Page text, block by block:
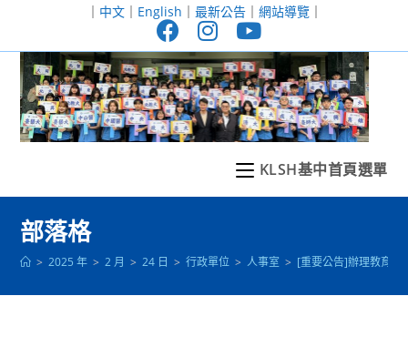
至
｜ 中文｜ English ｜ 最新公告｜ 網站導覽｜
KLSH基中首頁選單
部落格
> 2025 年 > 2 月 > 24 日 > 行政單位 > 人事室 > [重要公告]辦理教育部